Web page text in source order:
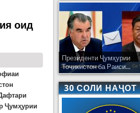
оид
Ҷумҳурии
Президенти Ҷумҳурии
Тоҷикистон ба Раиси...
30 СОЛИ НАҶОТ